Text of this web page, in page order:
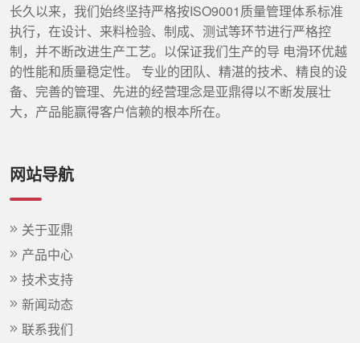
长久以来，我们始终坚持严格按ISO9001质量管理体系标准
执行，在设计、来料检验、制成、测试等环节进行严格控
制，并不断改进生产工艺。以保证我们生产的导 电滑环优越
的性能和质量稳定性。 专业的团队、精湛的技术、精良的设
备、完善的管理、先进的经营理念是亚鼎得以不断发展壮
大，产品能赢得客户信赖的根本所在。
网站导航
关于亚鼎
产品中心
技术支持
新闻动态
联系我们